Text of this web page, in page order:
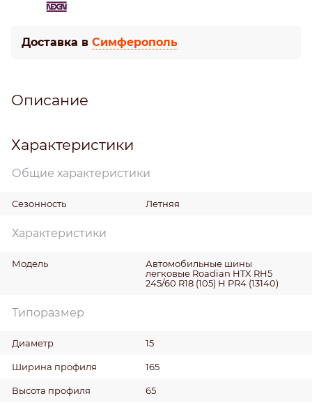
Доставка в Симферополь
Описание
Характеристики
Общие характеристики
Сезонность Летняя
Характеристики
Модель
Автомобильные шины
легковые Roadian HTX RH5
245/60 R18 (105) H PR4 (13140)
Типоразмер
Диаметр 15
Ширина профиля 165
Высота профиля 65